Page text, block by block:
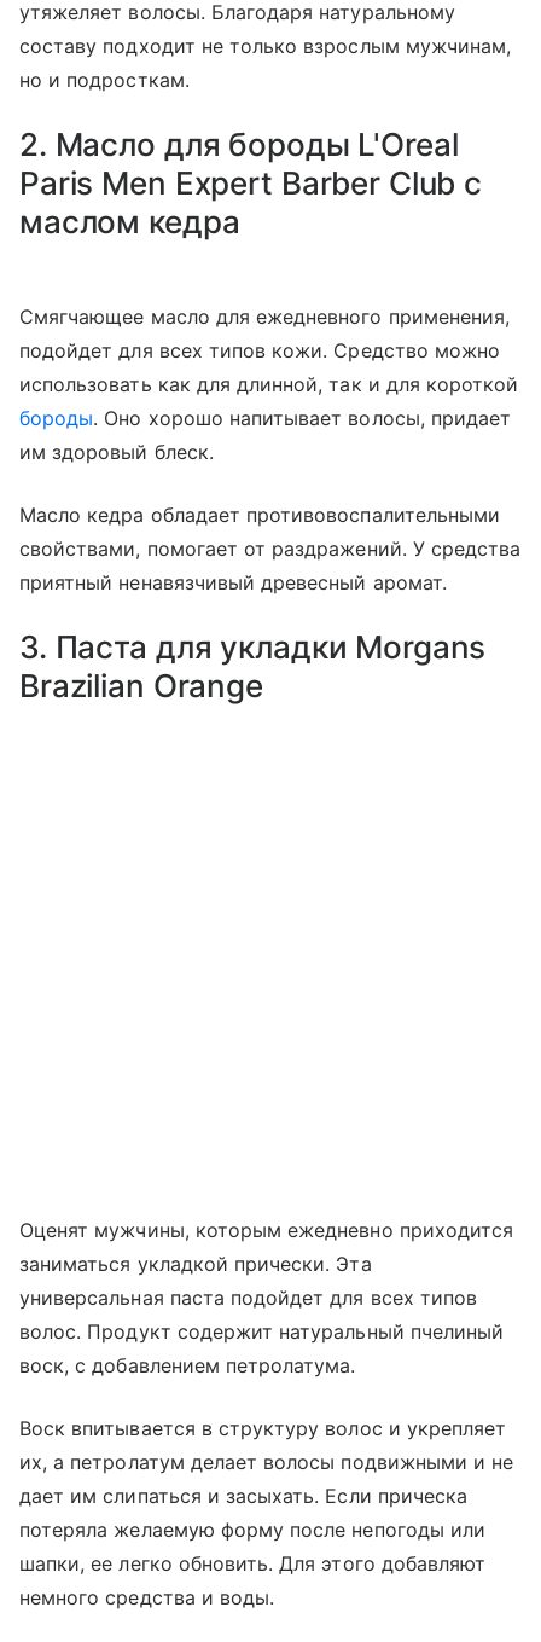
утяжеляет волосы. Благодаря натуральному
составу подходит не только взрослым мужчинам,
но и подросткам.
2. Масло для бороды L'Oreal
Paris Men Expert Barber Club с
маслом кедра
Смягчающее масло для ежедневного применения,
подойдет для всех типов кожи. Средство можно
использовать как для длинной, так и для короткой
бороды. Оно хорошо напитывает волосы, придает
им здоровый блеск.
Масло кедра обладает противовоспалительными
свойствами, помогает от раздражений. У средства
приятный ненавязчивый древесный аромат.
3. Паста для укладки Morgans
Brazilian Orange
Оценят мужчины, которым ежедневно приходится
заниматься укладкой прически. Эта
универсальная паста подойдет для всех типов
волос. Продукт содержит натуральный пчелиный
воск, с добавлением петролатума.
Воск впитывается в структуру волос и укрепляет
их, а петролатум делает волосы подвижными и не
дает им слипаться и засыхать. Если прическа
потеряла желаемую форму после непогоды или
шапки, ее легко обновить. Для этого добавляют
немного средства и воды.